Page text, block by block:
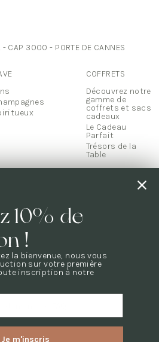
10% de
!
la bienvenue, nous vous
sur votre première
inscription à notre
- CAP 3000 - PORTE DE CANNES
COFFRETS
Découvrez notre
gamme de
coffrets et sacs
cadeaux
Le Cadeau
Parfait
Trésors de la
Table
dans notre